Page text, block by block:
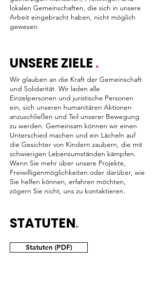
lokalen Gemeinschaften, die sich in unsere
Arbeit eingebracht haben, nicht möglich
gewesen.
UNSERE ZIELE.
Wir glauben an die Kraft der Gemeinschaft
und Solidarität. Wir laden alle
Einzelpersonen und juristische Personen
ein, sich unseren humanitären Aktionen
anzuschließen und Teil unserer Bewegung
zu werden. Gemeinsam können wir einen
Unterschied machen und ein Lächeln auf
die Gesichter von Kindern zaubern, die mit
schwierigen Lebensumständen kämpfen.
Wenn Sie mehr über unsere Projekte,
Freiwilligenmöglichkeiten oder darüber, wie
Sie helfen können, erfahren möchten,
zögern Sie nicht, uns zu kontaktieren.
STATUTEN.
Statuten (PDF)